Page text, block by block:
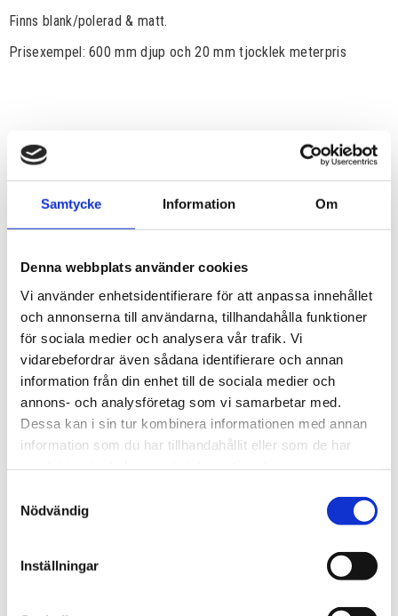
Samtycke Information Om
Denna webbplats använder cookies
Vi använder enhetsidentifierare för att anpassa innehållet
och annonserna till användarna, tillhandahålla funktioner
för sociala medier och analysera vår trafik. Vi
vidarebefordrar även sådana identifierare och annan
information från din enhet till de sociala medier och
annons- och analysföretag som vi samarbetar med.
Dessa kan i sin tur kombinera informationen med annan
information som du har tillhandahållit eller som de har
Nödvändig
Inställningar
Finns blank/polerad & matt.
Prisexempel: 600 mm djup och 20 mm tjocklek meterpris